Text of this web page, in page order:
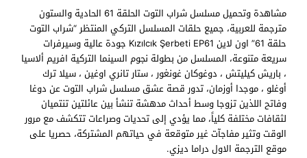
مشاهدة وتحميل مسلسل شراب التوت الحلقة 61 الحادية والستون
مترجمة للعربية، جميع حلقات المسلسل التركي المنتظر “شراب التوت
حلقة 61” اون لاين Kızılcık Şerbeti EP61 جودة عالية وسيرفرات
سريعة متنوعة، المسلسل من بطولة نجوم السينما التركية افريم ألاسيا
، باريش كيليتش ، دوغوكان غونغور ، ستار تانري اوغين ، سيلا ترك
أوغلو ، موجدا أوزمان، تدور قصة عشق مسلسل شراب التوت عن دوغا
وفاتح اللذين تزوجا وسط أحداث مدهشة تنشأ بين عائلتين تنتميان
لثقافات مختلفة كلياً، مما يؤدي إلى تحديات وصراعات تتكشف مع مرور
الوقت وتثير مفاجآت غير متوقعة في حياتهم المشتركة، حصريا على
موقع الترجمة الاول دراما ديزي.